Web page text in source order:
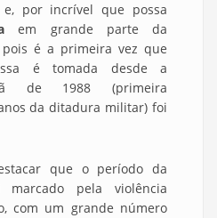
e, por incrível que possa
em grande parte da
é a primeira vez que
é tomada desde a
de 1988 (primeira
da ditadura militar) foi
que o período da
pela violência
com um grande número